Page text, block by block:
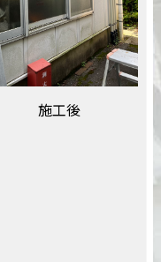
施工後